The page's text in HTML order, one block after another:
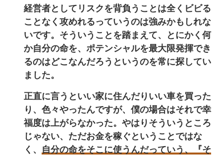
経営者としてリスクを背負うことは全くビビる
ことなく攻めれるっていうのは強みかもしれな
いです。そういうことを踏まえて、とにかく何
か自分の命を、ポテンシャルを最大限発揮でき
るのはどこなんだろうというのを常に探してい
ました。
正直に言うといい家に住んだりいい車を買った
り、色々やったんですが、僕の場合はそれで幸
福度は上がらなかった。やはりそういうところ
じゃない、ただお金を稼ぐということではな
く、 自分の命をそこに使うんだっていう、『そ